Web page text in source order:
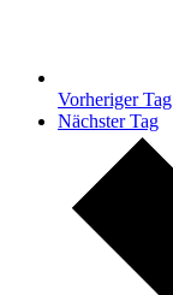
Vorheriger Tag
Nächster Tag